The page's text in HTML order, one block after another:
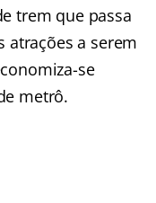
trem que passa
atrações a serem
se
metrô.